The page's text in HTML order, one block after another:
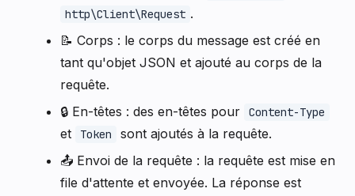
http\Client\Request .
📝 Corps : le corps du message est créé en
tant qu'objet JSON et ajouté au corps de la
requête.
🔒 En-têtes : des en-têtes pour
Content-Type
et Token
sont ajoutés à la requête.
📤 Envoi de la requête : la requête est mise en
file d'attente et envoyée. La réponse est